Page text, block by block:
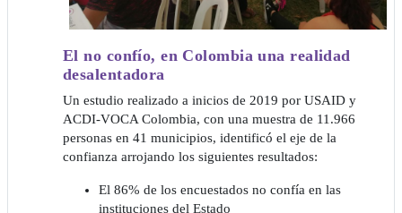
El no confío, en Colombia una realidad
desalentadora
Un estudio realizado a inicios de 2019 por USAID y
ACDI-VOCA Colombia, con una muestra de 11.966
personas en 41 municipios, identificó el eje de la
confianza arrojando los siguientes resultados:
El 86% de los encuestados no confía en las
instituciones del Estado